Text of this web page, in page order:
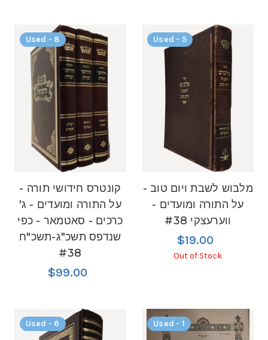
Used - 8
קונטרס חידושי תורה -
על התורה ומועדים - ג'
כרכים - סאטמאר - כפי
שנדפס תשכ"ג-תשכ"ח
#38
$99.00
Used - 5
מלבוש לשבת ויום טוב -
על התורה ומועדים -
ווערעצקי #38
$19.00
Out of Stock
Used - 6 Used - 1